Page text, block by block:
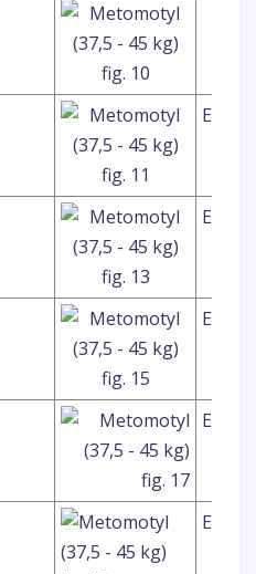
ELLER
ELLER
ELLER
ELLER
ELLER